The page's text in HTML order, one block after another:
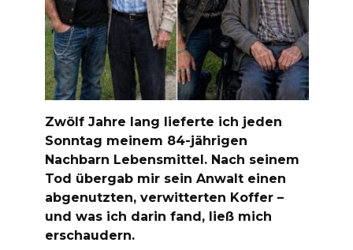
Zwölf Jahre lang lieferte ich jeden
Sonntag meinem 84-jährigen
Nachbarn Lebensmittel. Nach seinem
Tod übergab mir sein Anwalt einen
abgenutzten, verwitterten Koffer –
und was ich darin fand, ließ mich
erschaudern.